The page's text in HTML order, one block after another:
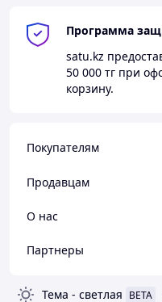
Программа
satu.kz
50 000 тг при
корзину.
Покупателям
Продавцам
О нас
Партнеры
Тема - светлая BETA